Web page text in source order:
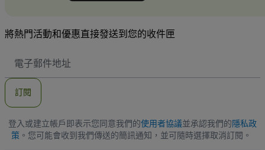
將熱門活動和優惠直接發送到您的收件匣
子
地
訂閱
登入或建立帳戶即表示您同意我們的使用者協議並承認我們的 隱私政
策 。您可能會收到我們傳送的簡訊通知，並可隨時選擇取消訂閱。